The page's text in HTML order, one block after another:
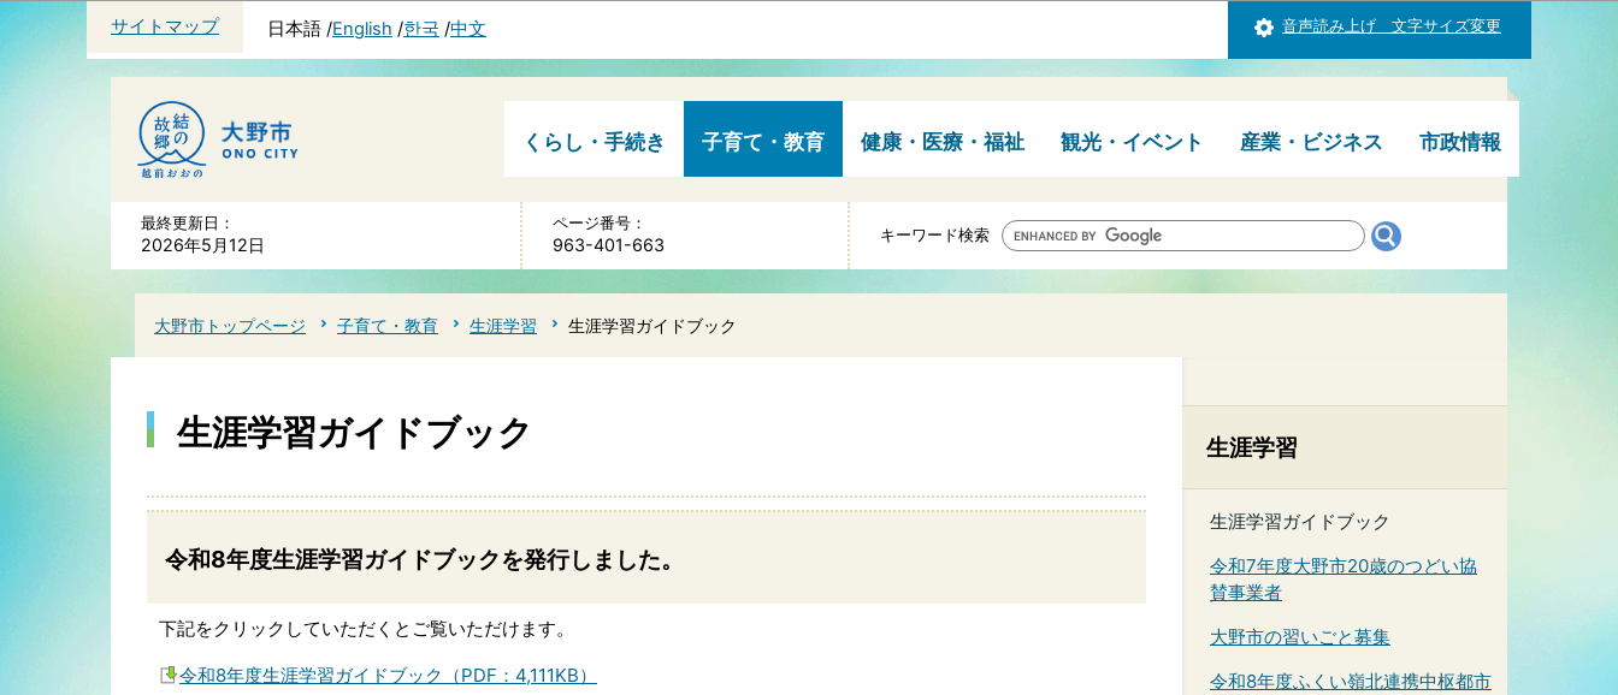
サイトマップ 日本語 English 한국 中文 音声読み上げ 文字サイズ変更
くらし・手続き 子育て・教育 健康・医療・福祉 観光・イベント 産業・ビジネス 市政情報
最終更新日：
2026年5月12日
ページ番号：
963-401-663 キーワード検索
大野市トップページ 子育て・教育 生涯学習 生涯学習ガイドブック
生涯学習ガイドブック
令和8年度生涯学習ガイドブックを発行しました。
下記をクリックしていただくとご覧いただけます。
令和8年度生涯学習ガイドブック（PDF：4,111KB）
生涯学習
生涯学習ガイドブック
令和7年度大野市20歳のつどい協
賛事業者
大野市の習いごと募集
令和8年度ふくい嶺北連携中枢都市